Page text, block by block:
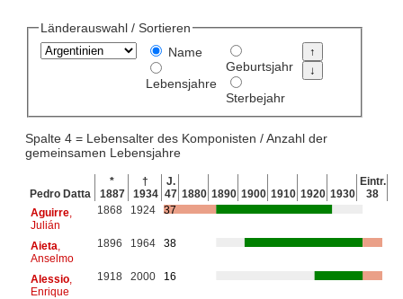
Länderauswahl / Sortieren
Name
Lebensjahre
Geburtsjahr
Sterbejahr
Spalte 4 = Lebensalter des Komponisten / Anzahl der
gemeinsamen Lebensjahre
Pedro Datta
*
1887
†
1934
J.
47 1880 1890 1900 1910 1920 1930
Eintr.
38
Aguirre,
Julián
1868 1924 37
Aieta
Anselmo
1896 1964 38
Alessio,
Enrique
1918 2000 16